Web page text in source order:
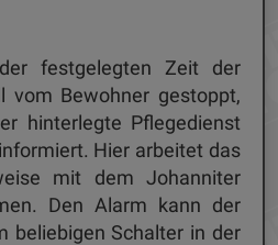
festgelegten Zeit der
vom Bewohner gestoppt,
hinterlegte Pflegedienst
Hier arbeitet das
mit dem Johanniter
Den Alarm kann der
beliebigen Schalter in der